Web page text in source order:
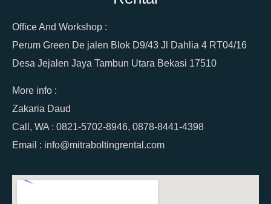
Office And Workshop :
Perum Green De jalen Blok D9/43 Jl Dahlia 4 RT04/16
Desa Jejalen Jaya Tambun Utara Bekasi 17510
More info :
Zakaria Daud
Call, WA : 0821-5702-8946, 0878-8441-4398
Email : info@mitraboltingrental.com